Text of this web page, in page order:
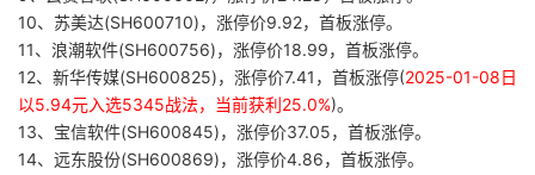
10、苏美达(SH600710)，涨停价9.92，首板涨停。
11、浪潮软件(SH600756)，涨停价18.99，首板涨停。
12、新华传媒(SH600825)，涨停价7.41，首板涨停(2025-01-08日
以5.94元入选5345战法，当前获利25.0%)。
13、宝信软件(SH600845)，涨停价37.05，首板涨停。
14、远东股份(SH600869)，涨停价4.86，首板涨停。